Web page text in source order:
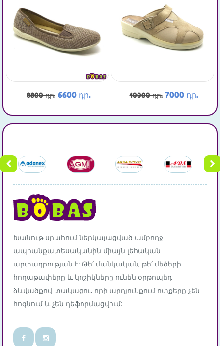
6600 դր.
8800 դր. 7000 դր.
10000 դր.
Խանութ սրահում ներկայացված ամբողջ
ապրանքատեսականին միայն լեհական
արտադրության է: Թե՛ մանկական, թե՛ մեծերի
հողաթափերը և կոշիկները ունեն օրթոպեդ
ձևվածքով տակացու, որի արդյունքում ոտքերը չեն
հոգնում և չեն դեֆորմացվում: